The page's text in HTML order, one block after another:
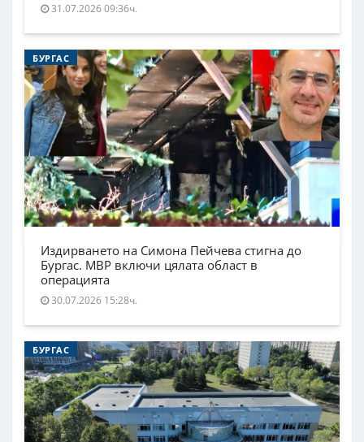
31.07.2026 09:36ч.
БУРГАС
Издирването на Симона Пейчева стигна до
Бургас. МВР включи цялата област в
операцията
30.07.2026 15:28ч.
БУРГАС